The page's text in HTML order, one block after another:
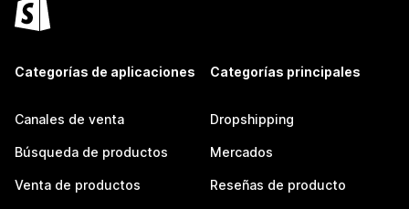
Categorías de aplicaciones
Canales de venta
Búsqueda de productos
Venta de productos
Categorías principales
Dropshipping
Mercados
Reseñas de producto